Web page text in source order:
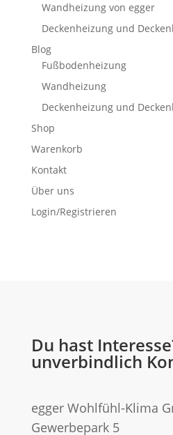
Wandheizung von egger
Deckenheizung und
Blog
Fußbodenheizung
Wandheizung
Deckenheizung und
Shop
Warenkorb
Kontakt
Über uns
Login/Registrieren
Du hast
unverbindlich
egger Wohlfühl-Klima
Gewerbepark 5